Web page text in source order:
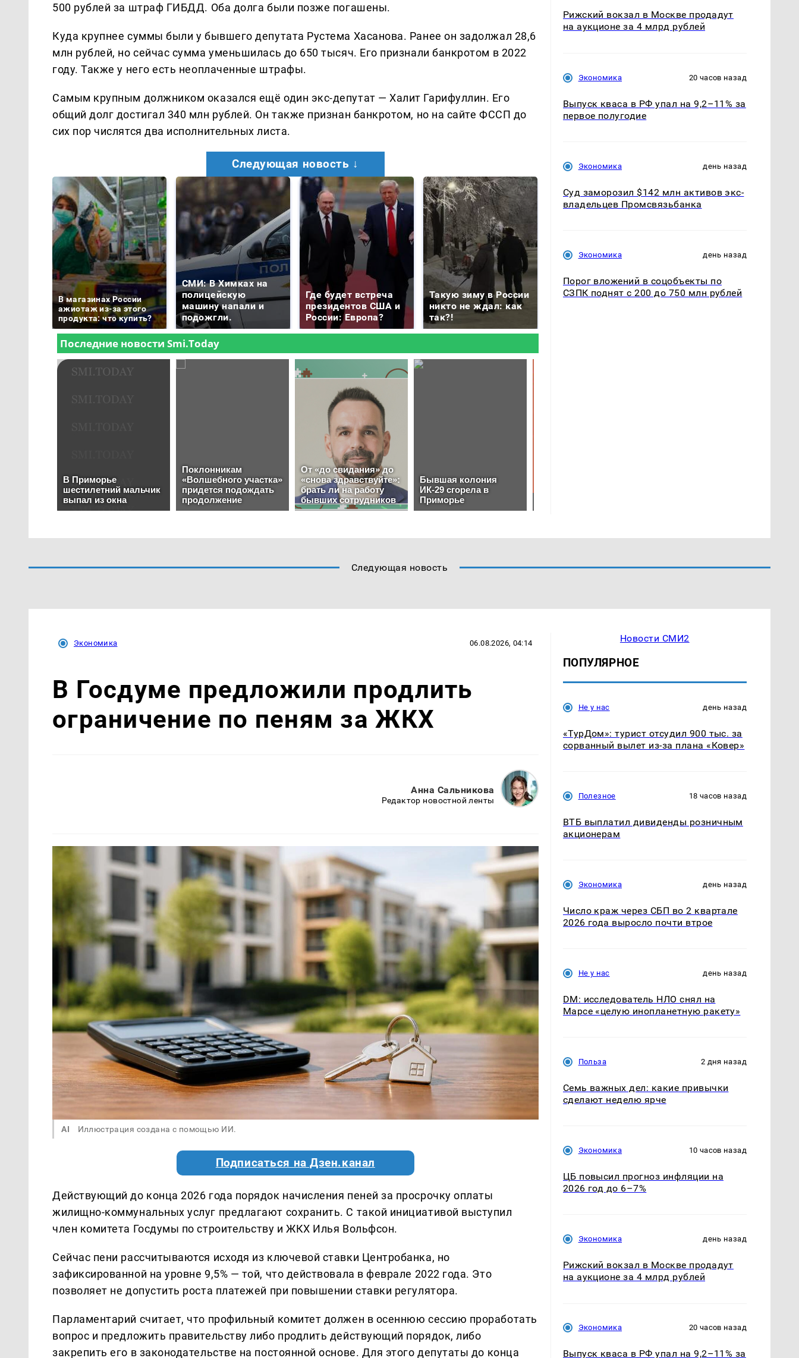
500 рублей за штраф ГИБДД. Оба долга были позже погашены.
Куда крупнее суммы были у бывшего депутата Рустема Хасанова. Ранее он задолжал 28,6
млн рублей, но сейчас сумма уменьшилась до 650 тысяч. Его признали банкротом в 2022
году. Также у него есть неоплаченные штрафы.
Самым крупным должником оказался ещё один экс-депутат — Халит Гарифуллин. Его
общий долг достигал 340 млн рублей. Он также признан банкротом, но на сайте ФССП до
сих пор числятся два исполнительных листа.
Следующая новость ↓
В магазинах России
ажиотаж из-за этого
продукта: что купить?
СМИ: В Химках на
полицейскую
машину напали и
подожгли.
Где будет встреча
президентов США и
России: Европа?
Такую зиму в России
никто не ждал: как
так?!
На Урале из казны
Как выглядит место
Рижский вокзал в Москве продадут
на аукционе за 4 млрд рублей
Экономика 20 часов назад
Выпуск кваса в РФ упал на 9,2–11% за
первое полугодие
Экономика день назад
Суд заморозил $142 млн активов экс-
владельцев Промсвязьбанка
Экономика день назад
Порог вложений в соцобъекты по
СЗПК поднят с 200 до 750 млн рублей
Следующая новость
Экономика 06.08.2026, 04:14
В Госдуме предложили продлить
ограничение по пеням за ЖКХ
Анна Сальникова
Редактор новостной ленты
AI Иллюстрация создана с помощью ИИ.
Подписаться на Дзен.канал
Действующий до конца 2026 года порядок начисления пеней за просрочку оплаты
жилищно-коммунальных услуг предлагают сохранить. С такой инициативой выступил
член комитета Госдумы по строительству и ЖКХ Илья Вольфсон.
Сейчас пени рассчитываются исходя из ключевой ставки Центробанка, но
зафиксированной на уровне 9,5% — той, что действовала в феврале 2022 года. Это
позволяет не допустить роста платежей при повышении ставки регулятора.
Парламентарий считает, что профильный комитет должен в осеннюю сессию проработать
вопрос и предложить правительству либо продлить действующий порядок, либо
закрепить его в законодательстве на постоянной основе. Для этого депутаты до конца
Новости СМИ2
ПОПУЛЯРНОЕ
Не у нас день назад
«ТурДом»: турист отсудил 900 тыс. за
сорванный вылет из-за плана «Ковер»
Полезное 18 часов назад
ВТБ выплатил дивиденды розничным
акционерам
Экономика день назад
Число краж через СБП во 2 квартале
2026 года выросло почти втрое
Не у нас день назад
DM: исследователь НЛО снял на
Марсе «целую инопланетную ракету»
Польза 2 дня назад
Семь важных дел: какие привычки
сделают неделю ярче
Экономика 10 часов назад
ЦБ повысил прогноз инфляции на
2026 год до 6–7%
Экономика день назад
Рижский вокзал в Москве продадут
на аукционе за 4 млрд рублей
Экономика 20 часов назад
Выпуск кваса в РФ упал на 9,2–11% за